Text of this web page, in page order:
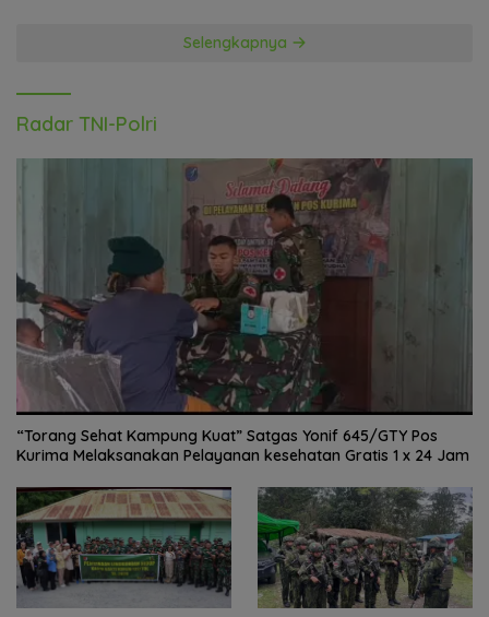
Selengkapnya
Radar TNI-Polri
“Torang Sehat Kampung Kuat” Satgas Yonif 645/GTY Pos
Kurima Melaksanakan Pelayanan kesehatan Gratis 1 x 24 Jam